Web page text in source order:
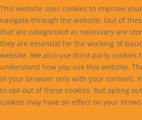
This website uses cookies to improve
navigate through the website. Out of
that are categorized as necessary are
they are essential for the working of
website. We also use third-party cookies
understand how you use this website.
in your browser only with your consent.
to opt-out of these cookies. But opting
cookies may have an effect on your